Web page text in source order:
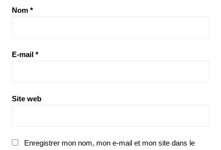
Nom *
E-mail *
Site web
Enregistrer mon nom, mon e-mail et mon site dans le